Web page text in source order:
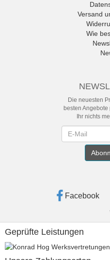
Versand
Wie
Die neuesten
besten
Ihr nichts
Facebook
Geprüfte Leistungen